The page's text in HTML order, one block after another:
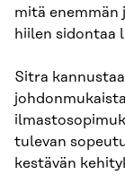
mitä enemmän
hiilen sidontaa
Sitra
tulevan
kestävän